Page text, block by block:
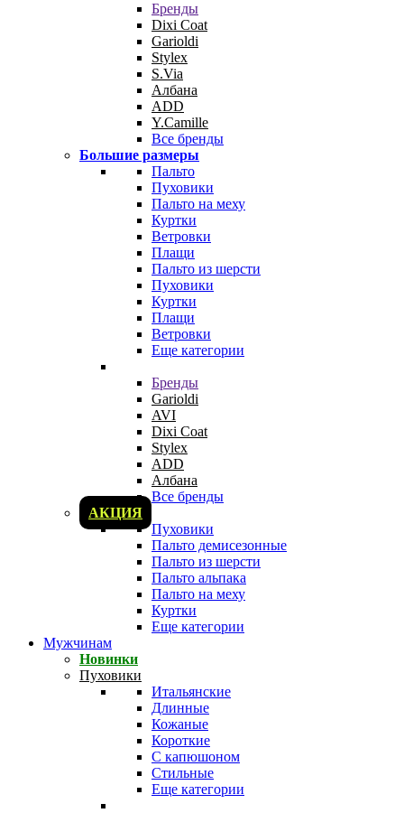
Бренды
Dixi Coat
Garioldi
Stylex
S.Via
Албана
ADD
Y.Camille
Все бренды
Большие размеры
Пальто
Пуховики
Пальто на меху
Куртки
Ветровки
Плащи
Пальто из шерсти
Пуховики
Куртки
Плащи
Ветровки
Еще категории
Бренды
Garioldi
AVI
Dixi Coat
Stylex
ADD
Албана
Все бренды
АКЦИЯ
Пуховики
Пальто демисезонные
Пальто из шерсти
Пальто альпака
Пальто на меху
Куртки
Еще категории
Мужчинам
Новинки
Пуховики
Итальянские
Длинные
Кожаные
Короткие
С капюшоном
Стильные
Еще категории